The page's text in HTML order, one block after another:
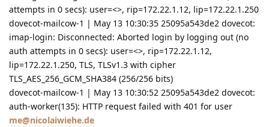
attempts in 0 secs): user=<>, rip=172.22.1.12, lip=172.22.1.250
dovecot-mailcow-1 | May 13 10:30:35 25095a543de2 dovecot:
imap-login: Disconnected: Aborted login by logging out (no
auth attempts in 0 secs): user=<>, rip=172.22.1.12,
lip=172.22.1.250, TLS, TLSv1.3 with cipher
TLS_AES_256_GCM_SHA384 (256/256 bits)
dovecot-mailcow-1 | May 13 10:30:52 25095a543de2 dovecot:
auth-worker(135): HTTP request failed with 401 for user
me@nicolaiwiehe.de